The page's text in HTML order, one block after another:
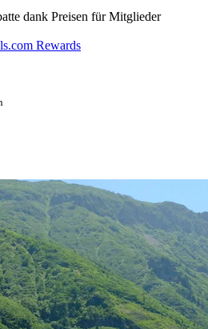
dank Preisen für Mitglieder
Rewards